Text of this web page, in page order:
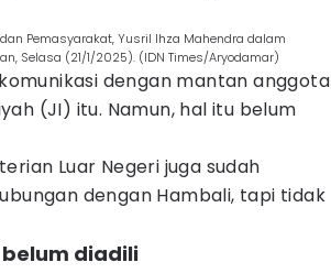
Pemasyarakat, Yusril Ihza Mahendra dalam
Selasa (21/1/2025). (IDN Times/Aryodamar)
dengan mantan anggota
(JI) itu. Namun, hal itu belum
Luar Negeri juga sudah
dengan Hambali, tapi tidak
diadili